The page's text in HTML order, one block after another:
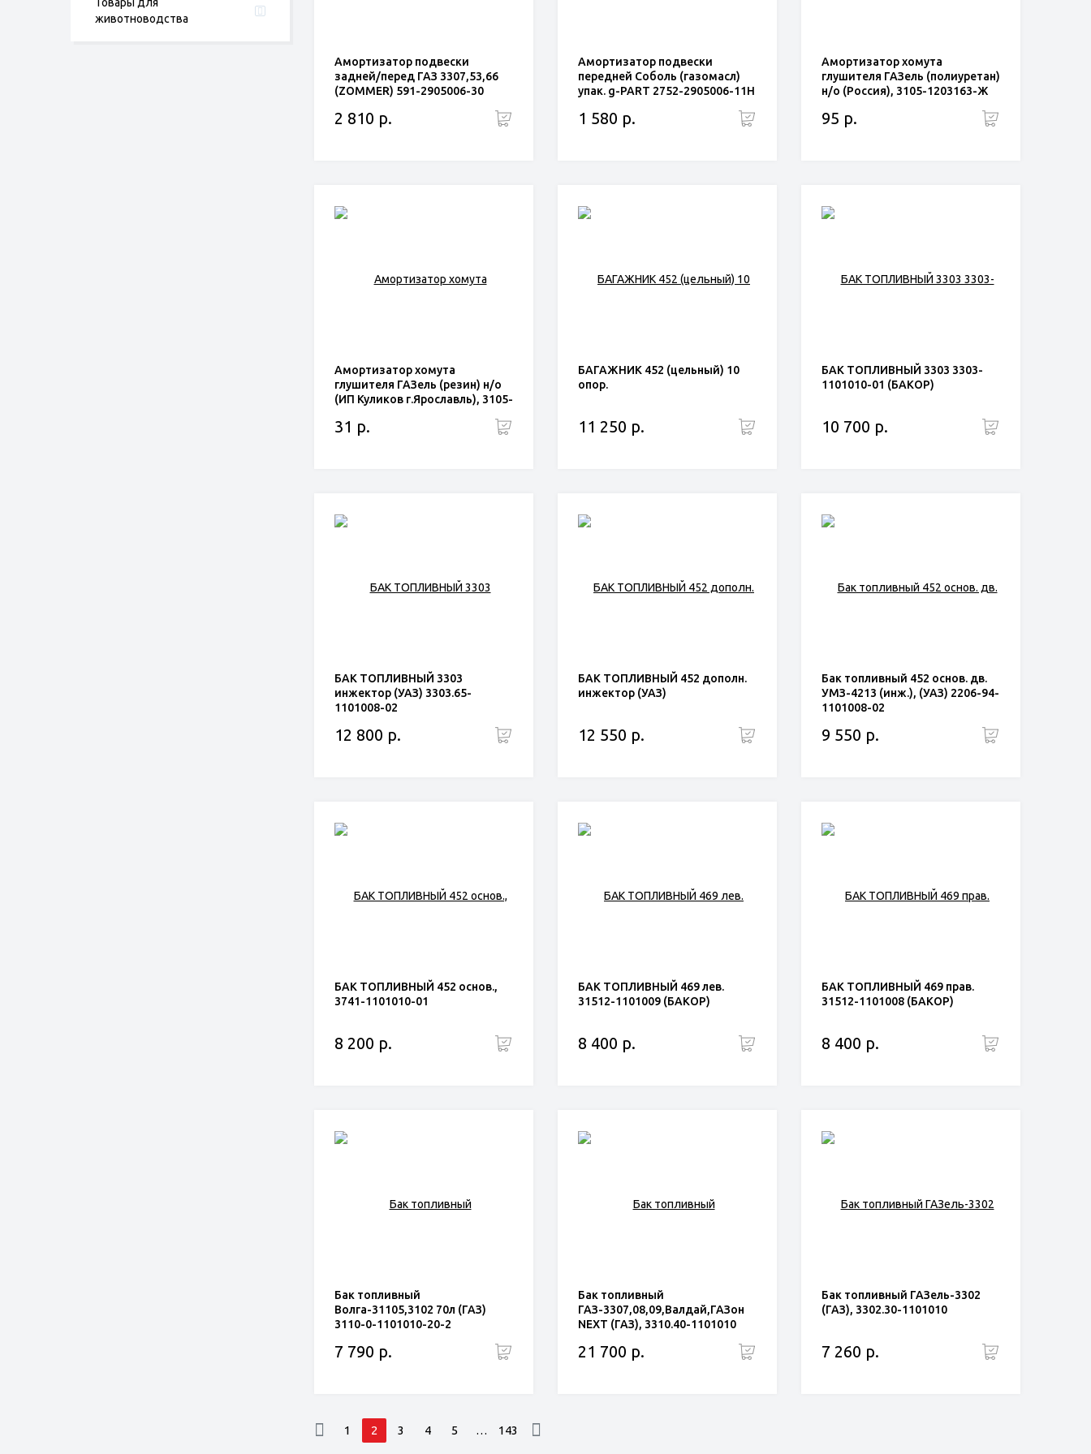
животноводства
Амортизатор подвески
задней/перед ГАЗ 3307,53,66
(ZOMMER) 591-2905006-30
2 810 р.
Амортизатор подвески
передней Соболь (газомасл)
упак. g-PART 2752-2905006-11Н
1 580 р.
Амортизатор хомута
глушителя ГАЗель (полиуретан)
н/о (Россия), 3105-1203163-Ж
95 р.
Амортизатор хомута
глушителя ГАЗель (резин) н/о
(ИП Куликов г.Ярославль), 3105-
31 р.
БАГАЖНИК 452 (цельный) 10
опор.
11 250 р.
БАК ТОПЛИВНЫЙ 3303 3303-
1101010-01 (БАКОР)
10 700 р.
БАК ТОПЛИВНЫЙ 3303
инжектор (УАЗ) 3303.65-
1101008-02
12 800 р.
БАК ТОПЛИВНЫЙ 452 дополн.
инжектор (УАЗ)
12 550 р.
Бак топливный 452 основ. дв.
УМЗ-4213 (инж.), (УАЗ) 2206-94-
1101008-02
9 550 р.
БАК ТОПЛИВНЫЙ 452 основ.,
3741-1101010-01
8 200 р.
БАК ТОПЛИВНЫЙ 469 лев.
31512-1101009 (БАКОР)
8 400 р.
БАК ТОПЛИВНЫЙ 469 прав.
31512-1101008 (БАКОР)
8 400 р.
Бак топливный
Волга-31105,3102 70л (ГАЗ)
3110-0-1101010-20-2
7 790 р.
Бак топливный
ГАЗ-3307,08,09,Валдай,ГАЗон
NEXT (ГАЗ), 3310.40-1101010
21 700 р.
Бак топливный ГАЗель-3302
(ГАЗ), 3302.30-1101010
7 260 р.
1 2 3 4 5 … 143